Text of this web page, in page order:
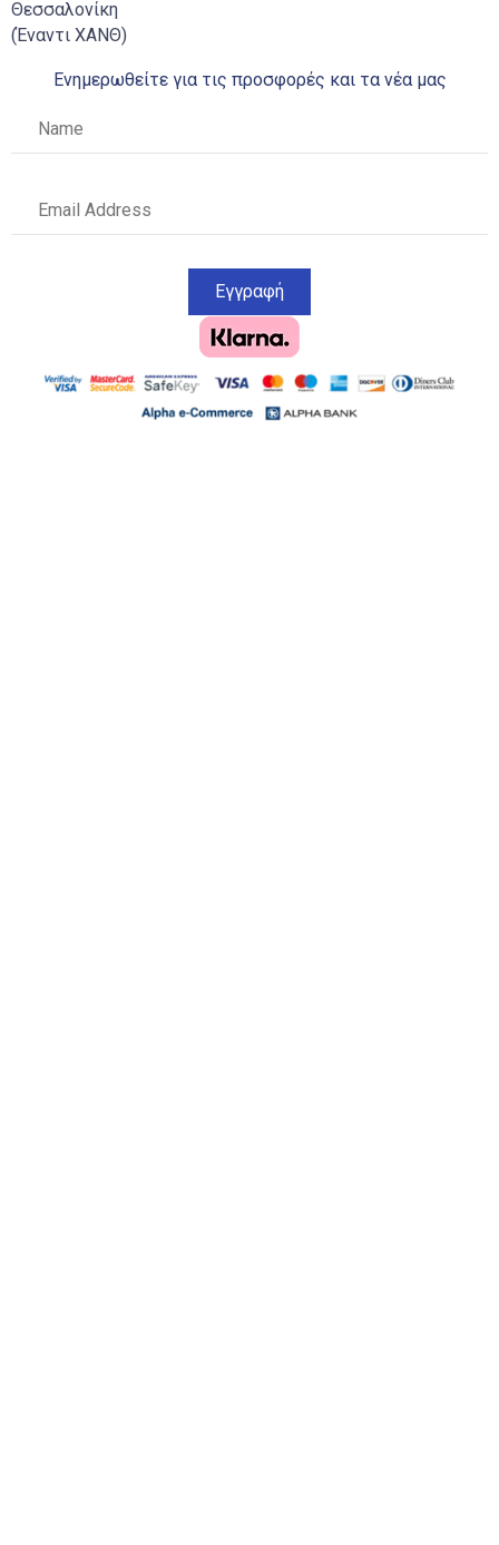
Θεσσαλονίκη
(Έναντι ΧΑΝΘ)
Ενημερωθείτε για τις προσφορές και τα νέα μας
Εγγραφή